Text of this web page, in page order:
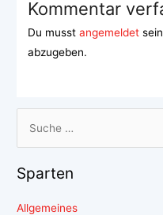
Kommentar
Du musst angemeldet
abzugeben.
Sparten
Allgemeines